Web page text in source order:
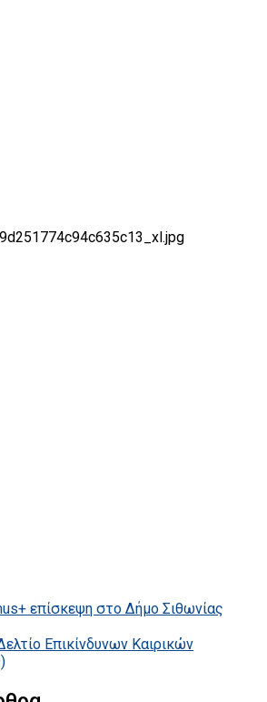
επίσκεψη στο Δήμο Σιθωνίας
Επικίνδυνων Καιρικών